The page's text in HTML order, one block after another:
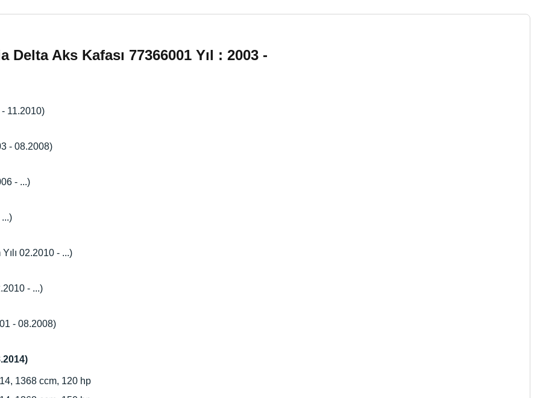
Aks Kafası 77366001 Yıl : 2003 -
- 11.2010)
- 08.2008)
- ...)
02.2010 - ...)
- ...)
- 08.2008)
1368 ccm, 120 hp